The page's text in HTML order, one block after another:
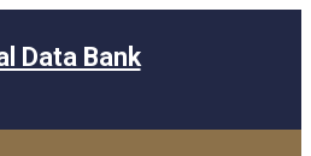
Data Bank